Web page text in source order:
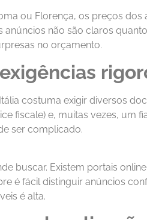
ou Florença, os preços
anúncios não são claros
no orçamento.
costuma exigir diversos
fiscale) e, muitas vezes, um
ser complicado.
buscar. Existem portais
é fácil distinguir anúncios
é alta.